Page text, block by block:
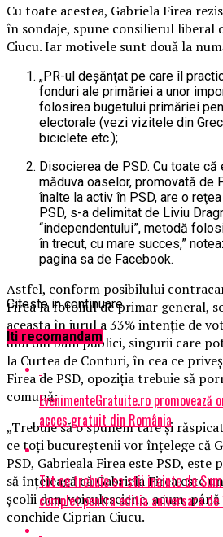
Cu toate acestea, Gabriela Firea
în sondaje, spune consilierul liberal
Ciucu. Iar motivele sunt două la
„PR-ul deşănţat pe care îl
fonduri ale primăriei a unor
folosirea bugetului primăriei
electorale (vezi vizitele din
biciclete etc.);
Disocierea de PSD. Cu toate că
măduva oaselor, promovată de
înalte la activ în PSD, are o
PSD, s-a delimitat de Liviu
“independentului”, metodă
în trecut, cu mare succes,”
pagina sa de Facebook.
Astfel, conform posibilului
Firea la fotoliul de primar general,
aceasta în jurul a 33% intenţie de
ului din bani publici, singurii care
la Curtea de Conturi, în cea ce
Firea de PSD, opoziţia trebuie să
comună:
„Trebuie să o spunem tare şi
ce toţi bucureştenii vor înţelege că
PSD, Gabrieala Firea este PSD,
să înţeleagă că Gabriela Firea este
şcolii dan_voiculesciene, acum,
conchide Ciprian Ciucu.
Citeste in continuare
Iti recomandam
EvenimenteGratuite.ro promovează
acces gratuit din România
Tot ce trebuie sa stii inainte de
complet pentru editia aniversara de